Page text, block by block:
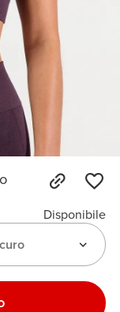
Disponibile